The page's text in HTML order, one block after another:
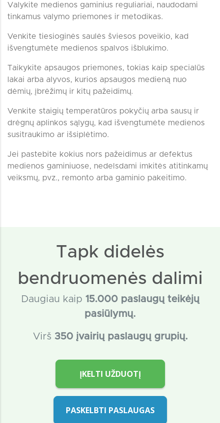
Valykite medienos gaminius reguliariai, naudodami
tinkamus valymo priemones ir metodikas.
Venkite tiesioginės saulės šviesos poveikio, kad
išvengtumėte medienos spalvos išblukimo.
Taikykite apsaugos priemones, tokias kaip specialūs
lakai arba alyvos, kurios apsaugos medieną nuo
dėmių, įbrėžimų ir kitų pažeidimų.
Venkite staigių temperatūros pokyčių arba sausų ir
drėgnų aplinkos sąlygų, kad išvengtumėte medienos
susitraukimo ar išsiplėtimo.
Jei pastebite kokius nors pažeidimus ar defektus
medienos gaminiuose, nedelsdami imkitės atitinkamų
veiksmų, pvz., remonto arba gaminio pakeitimo.
Tapk didelės
bendruomenės dalimi
Daugiau kaip 15.000 paslaugų teikėjų
pasiūlymų.
Virš 350 įvairių paslaugų grupių.
ĮKELTI UŽDUOTĮ
PASKELBTI PASLAUGAS